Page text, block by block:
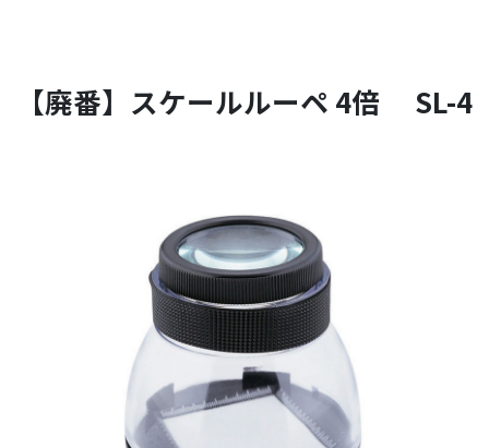
【廃番】スケールルーペ 4倍 SL-4